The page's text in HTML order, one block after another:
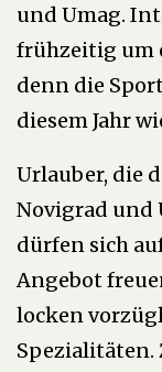
und Umag.
frühzeitig um
denn die
diesem Jahr
Urlauber, die
Novigrad und
dürfen sich
Angebot
locken
Spezialitäten.